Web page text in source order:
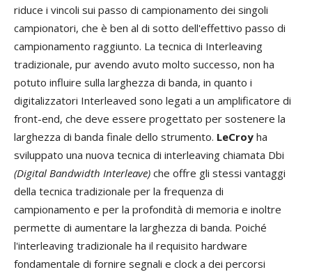
riduce i vincoli sui passo di campionamento dei singoli
campionatori, che è ben al di sotto dell'effettivo passo di
campionamento raggiunto. La tecnica di Interleaving
tradizionale, pur avendo avuto molto successo, non ha
potuto influire sulla larghezza di banda, in quanto i
digitalizzatori Interleaved sono legati a un amplificatore di
front-end, che deve essere progettato per sostenere la
larghezza di banda finale dello strumento. LeCroy ha
sviluppato una nuova tecnica di interleaving chiamata Dbi
(Digital Bandwidth Interleave) che offre gli stessi vantaggi
della tecnica tradizionale per la frequenza di
campionamento e per la profondità di memoria e inoltre
permette di aumentare la larghezza di banda. Poiché
l'interleaving tradizionale ha il requisito hardware
fondamentale di fornire segnali e clock a dei percorsi